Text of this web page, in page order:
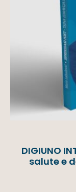
DIGIUNO
salute e